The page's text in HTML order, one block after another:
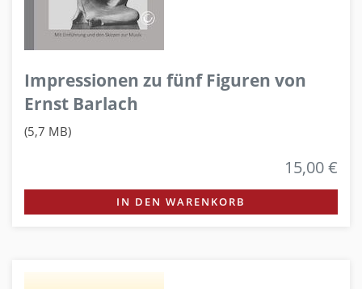
Impressionen zu fünf Figuren von
Ernst Barlach
(5,7 MB)
15,00 €
IN DEN WARENKORB